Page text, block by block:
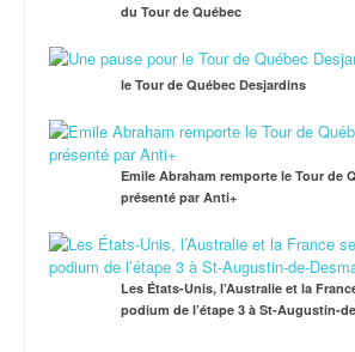
du Tour de Québec
le Tour de Québec Desjardins
Emile Abraham remporte le Tour de
présenté par Anti+
Les États-Unis, l’Australie et la
podium de l’étape 3 à St-Augustin-